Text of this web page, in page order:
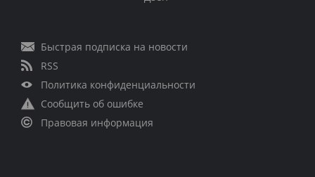
Быстрая подписка на новости
RSS
Политика конфиденциальности
Сообщить об ошибке
Правовая информация